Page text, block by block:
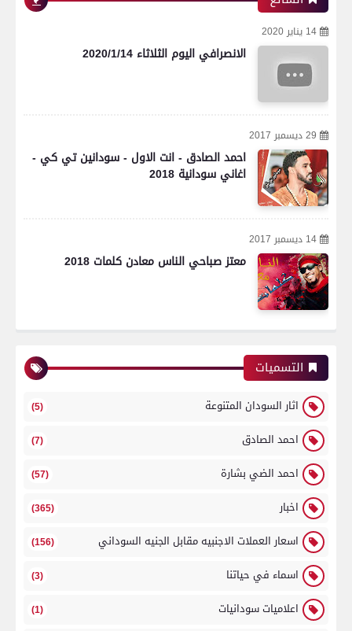
14 يناير 2020
الانصرافي اليوم الثلاثاء 2020/1/14
29 ديسمبر 2017
احمد الصادق - انت الاول - سودانين تي كي -
اغاني سودانية 2018
14 ديسمبر 2017
معتز صباحي الناس معادن كلمات 2018
التسميات
اثار السودان المتنوعة (5)
احمد الصادق (7)
احمد الضي بشارة (57)
اخبار (365)
اسعار العملات الاجنبيه مقابل الجنيه السوداني (156)
اسماء في حياتنا (3)
اعلاميات سودانيات (1)